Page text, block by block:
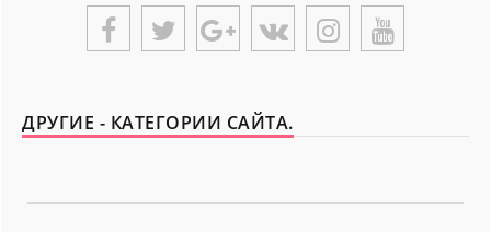
ДРУГИЕ - КАТЕГОРИИ САЙТА.